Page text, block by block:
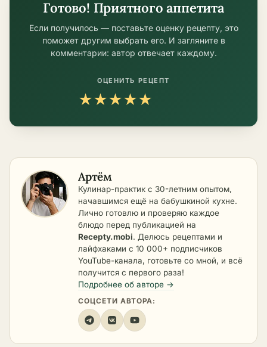
Готово! Приятного аппетита
Если получилось — поставьте оценку рецепту, это
поможет другим выбрать его. И загляните в
комментарии: автор отвечает каждому.
ОЦЕНИТЬ РЕЦЕПТ
★★★★★
Артём
Кулинар-практик с 30-летним опытом,
начавшимся ещё на бабушкиной кухне.
Лично готовлю и проверяю каждое
блюдо перед публикацией на
Recepty.mobi. Делюсь рецептами и
лайфхаками с 10 000+ подписчиков
YouTube-канала, готовьте со мной, и всё
получится с первого раза!
Подробнее об авторе →
СОЦСЕТИ АВТОРА: